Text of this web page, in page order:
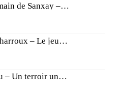
Site Gallo-Romain de Sanxay – 1883 – La visite
L’abbaye de Charroux – Le jeune roi
Croix-Chapeau – Un terroir une histoire